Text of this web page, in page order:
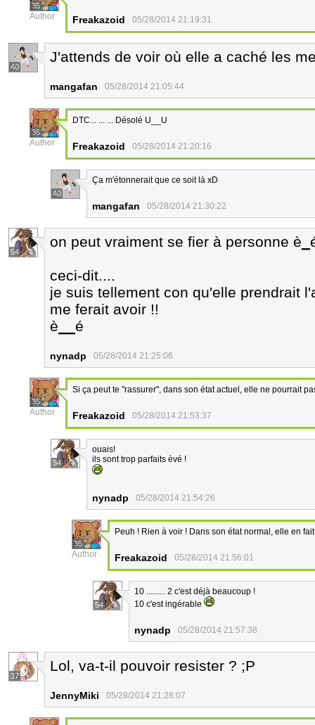
35
Author Freakazoid 05/28/2014 21:19:31
40
J'attends de voir où elle a caché les
mangafan 05/28/2014 21:05:44
35
Author
DTC... ... ... Désolé U__U
Freakazoid 05/28/2014 21:20:16
40
Ça m'étonnerait que ce soit là xD
mangafan 05/28/2014 21:30:22
54
on peut vraiment se fier à personne è
ceci-dit....
je suis tellement con qu'elle prendrait
me ferait avoir !!
è
é
nynadp 05/28/2014 21:25:06
35
Author
Si ça peut te "rassurer", dans son état actuel, elle ne pourrait
Freakazoid 05/28/2014 21:53:37
54
ouais!
ils sont trop parfaits èvé !
nynadp 05/28/2014 21:54:26
35
Author
Peuh ! Rien à voir ! Dans son état normal, elle en
Freakazoid 05/28/2014 21:56:01
54
10 ......... 2 c'est déjà beaucoup !
10 c'est ingérable
nynadp 05/28/2014 21:57:38
37
Lol, va-t-il pouvoir resister ? ;P
JennyMiki 05/28/2014 21:28:07